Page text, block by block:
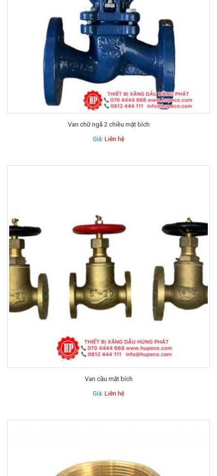
Van chữ ngã 2 chiều mặt bích
Giá: Liên hệ
Van cầu mặt bích
Giá: Liên hệ